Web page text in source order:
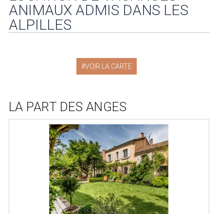
ANIMAUX ADMIS DANS LES
ALPILLES
VOIR LA CARTE
LA PART DES ANGES